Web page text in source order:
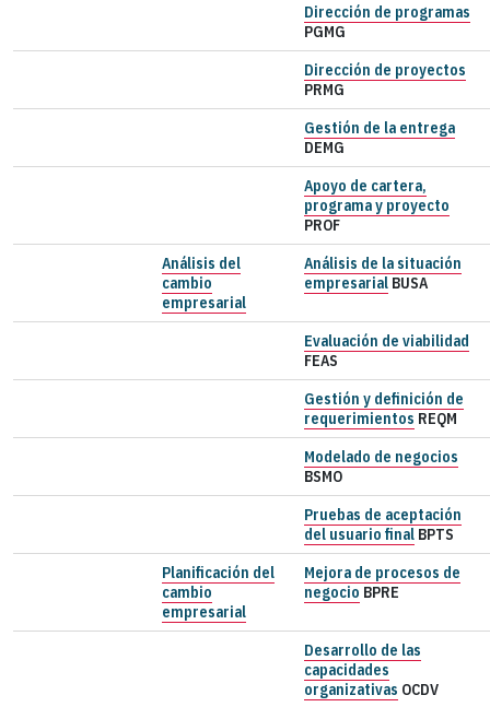
Dirección de programas
PGMG
Dirección de proyectos
PRMG
Gestión de la entrega
DEMG
Apoyo de cartera,
programa y proyecto
PROF
Análisis del
cambio
empresarial
Análisis de la situación
empresarial BUSA
Evaluación de viabilidad
FEAS
Gestión y definición de
requerimientos REQM
Modelado de negocios
BSMO
Pruebas de aceptación
del usuario final BPTS
Planificación del
cambio
empresarial
Mejora de procesos de
negocio BPRE
Desarrollo de las
capacidades
organizativas OCDV